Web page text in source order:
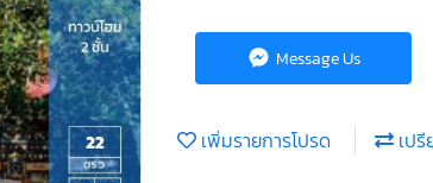
Message Us
เพิ่มรายการโปรด เป